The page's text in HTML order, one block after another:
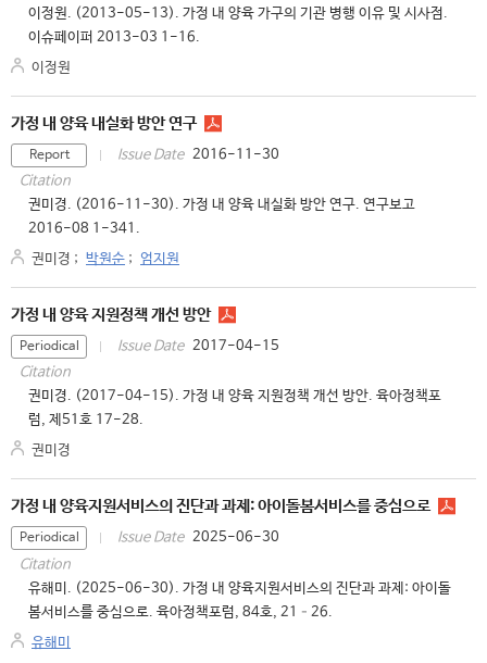
이정원. (2013-05-13). 가정 내 양육 가구의 기관 병행 이유 및 시사점.
이슈페이퍼 2013-03 1-16.
이정원
가정 내 양육 내실화 방안 연구
Report Issue Date 2016-11-30
Citation
권미경. (2016-11-30). 가정 내 양육 내실화 방안 연구. 연구보고
2016-08 1-341.
권미경 ; 박원순 ; 엄지원
가정 내 양육 지원정책 개선 방안
Periodical Issue Date 2017-04-15
Citation
권미경. (2017-04-15). 가정 내 양육 지원정책 개선 방안. 육아정책포
럼, 제51호 17-28.
권미경
가정 내 양육지원서비스의 진단과 과제: 아이돌봄서비스를 중심으로
Periodical Issue Date 2025-06-30
Citation
유해미. (2025-06-30). 가정 내 양육지원서비스의 진단과 과제: 아이돌
봄서비스를 중심으로. 육아정책포럼, 84호, 21–26.
유해미